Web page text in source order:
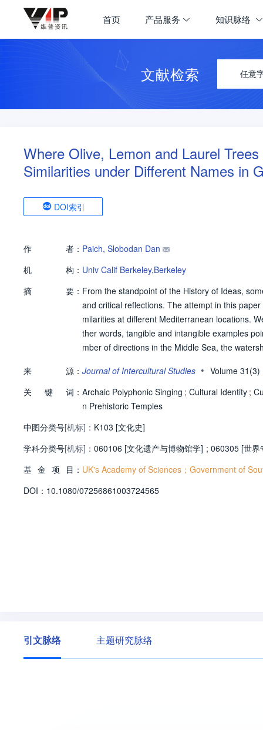
首页 产品服务 知识脉络
文献检索 任意
Where Olive, Lemon and Laurel
Similarities under Different Names in
DOI索引
作 者： Paich, Slobodan Dan
机
构： Univ Calif Berkeley,Berkeley
摘
要： From the standpoint of the History of Ideas,
and critical reflections. The attempt in this
milarities at different Mediterranean locations.
ther words, tangible and intangible examples
mber of directions in the Middle Sea, the
来
源： Journal of Intercultural Studies • Volume
关
键 词： Archaic Polyphonic Singing ; Cultural Identity ;
n Prehistoric Temples
中图分类号[机标]： K103 [文化史]
学科分类号[机标]： 060106 [文化遗产与博物馆学] ; 060305 [世界
基 金 项 目： UK's Academy of Sciences；Government of
DOI： 10.1080/07256861003724565
引文脉络 主题研究脉络